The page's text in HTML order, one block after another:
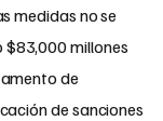
medidas no se
$83,000 millones
de
de sanciones